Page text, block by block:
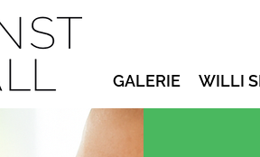
GALERIE WILLI